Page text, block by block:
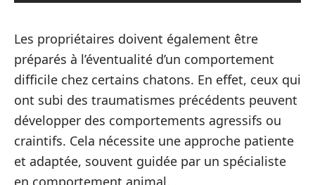
Les propriétaires doivent également être
préparés à l’éventualité d’un comportement
difficile chez certains chatons. En effet, ceux qui
ont subi des traumatismes précédents peuvent
développer des comportements agressifs ou
craintifs. Cela nécessite une approche patiente
et adaptée, souvent guidée par un spécialiste
en comportement animal.